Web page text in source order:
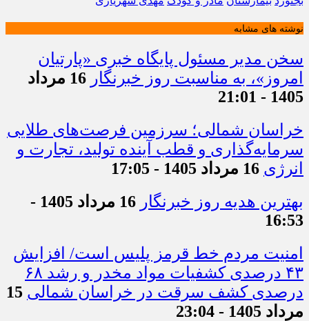
نوشته های مشابه
سخن مدیر مسئول پایگاه خبری «پارتیان
امروز»، به مناسبت روز خبرنگار
16 مرداد
1405 - 21:01
خراسان شمالی؛ سرزمین فرصت‌های طلایی
سرمایه‌گذاری و قطب آینده تولید، تجارت و
انرژی 16 مرداد 1405 - 17:05
بهترین هدیه روز خبرنگار
16 مرداد 1405 -
16:53
امنیت مردم خط قرمز پلیس است/ افزایش
۴۳ درصدی کشفیات مواد مخدر و رشد ۶۸
درصدی کشف سرقت در خراسان شمالی 15
مرداد 1405 - 23:04